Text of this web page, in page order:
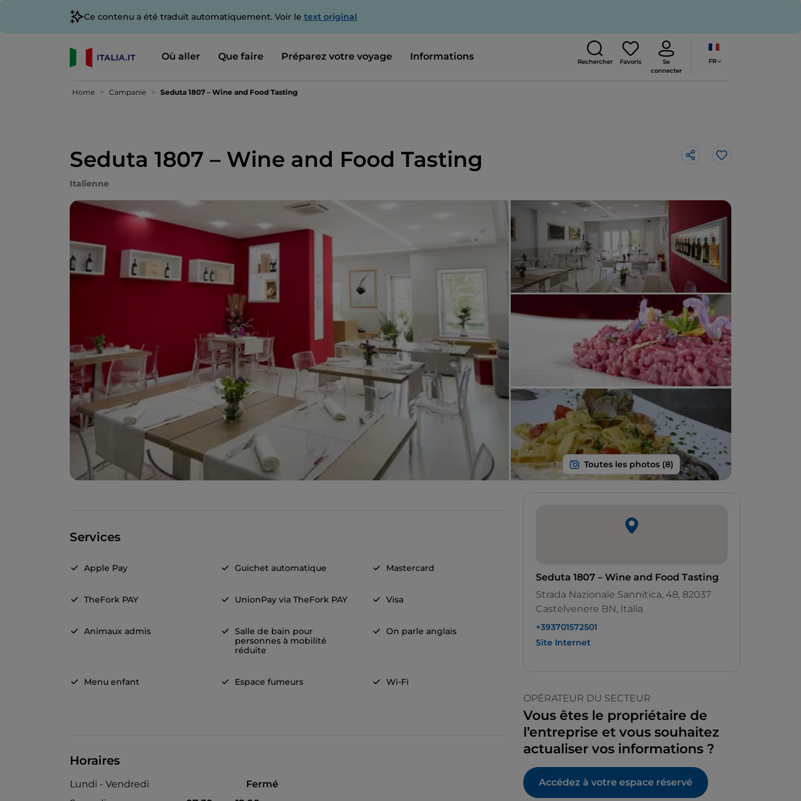
Ce contenu a été traduit automatiquement. Voir le text original
Où aller Que faire Préparez votre voyage Informations Rechercher Favoris
Se
connecter
FR
Home Campanie Seduta 1807 – Wine and Food Tasting
Seduta 1807 – Wine and Food Tasting J’aime
Italienne
Services
Apple Pay Guichet automatique Mastercard
TheFork PAY UnionPay via TheFork PAY Visa
Animaux admis
Salle de bain pour
personnes à mobilité
réduite
On parle anglais
Menu enfant Espace fumeurs Wi-Fi
Horaires
Lundi - Vendredi
Fermé
Seduta 1807 – Wine and Food Tasting
Strada Nazionale Sannitica, 48, 82037
Castelvenere BN, Italia
+393701572501
Site Internet
OPÉRATEUR DU SECTEUR
Vous êtes le propriétaire de
l’entreprise et vous souhaitez
actualiser vos informations ?
Accédez à votre espace réservé